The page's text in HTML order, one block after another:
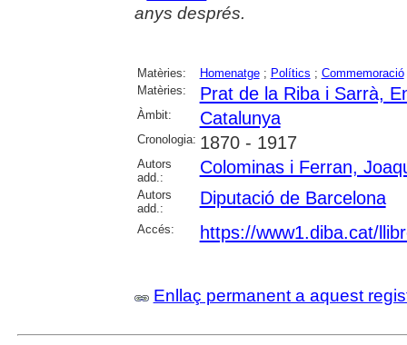
anys després.
Matèries: Homenatge; Polítics ; Commemoració
Matèries:
Prat de la Riba i Sarrà,
Àmbit: Catalunya
Cronologia: 1870 - 1917
Autors
add.:
Colominas i Ferran,
Autors
add.:
Diputació de Barcelona
Accés: https://www1.diba.cat/
Enllaç permanent a aquest